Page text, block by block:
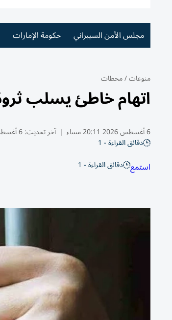
مجلس الأمن السيبراني حكومة الإمارات
منوعات/محطات
اتهام خاطئ يسلب
6 أغسطس 2026 20:11 مساء | آخر تحديث:6 أغسطس 20:16 2026
دقائق القراءة - 1
استمع دقائق القراءة - 1